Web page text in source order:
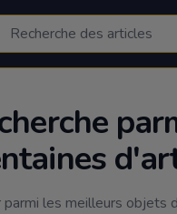
parmi les meilleurs objets